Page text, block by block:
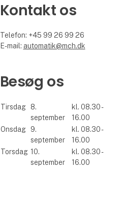
Kontakt os
Telefon: +45 99 26 99 26
E-mail: automatik@mch.dk
Besøg os
Tirsdag
8.
september
kl. 08.30 -
16.00
Onsdag
9.
september
kl. 08.30 -
16.00
Torsdag 10.
september
kl. 08.30 -
16.00